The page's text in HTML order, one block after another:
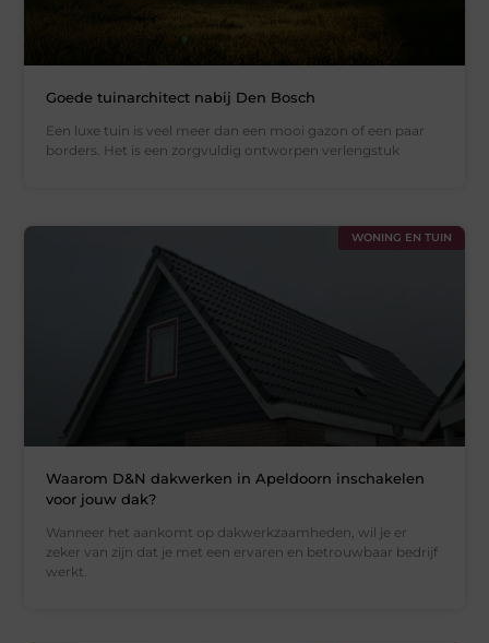
Goede tuinarchitect nabij Den Bosch
Een luxe tuin is veel meer dan een mooi gazon of een paar
borders. Het is een zorgvuldig ontworpen verlengstuk
WONING EN TUIN
Waarom D&N dakwerken in Apeldoorn inschakelen
voor jouw dak?
Wanneer het aankomt op dakwerkzaamheden, wil je er
zeker van zijn dat je met een ervaren en betrouwbaar bedrijf
werkt.